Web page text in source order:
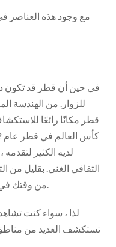
مع وجود هذه العناصر
في حين أن قطر قد تكون
للزوار. من الهندسة
قطر مكانًا رائعًا
لديه الكثير
الثقافي الغني. بقليل من
من وقتك في قطر وخلق ذكريات تدوم مدى الحياة.
لذا ، سواء كنت
تستكشف العديد من مناطق